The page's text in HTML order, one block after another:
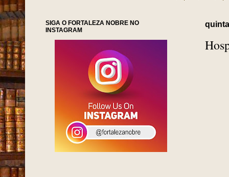
SIGA O FORTALEZA NOBRE NO
INSTAGRAM